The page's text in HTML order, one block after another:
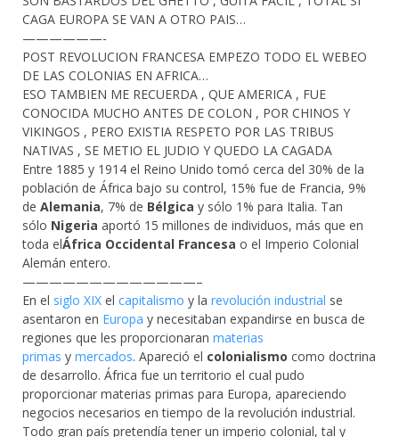
CAGA EUROPA SE VAN A OTRO PAIS…
——————-
POST REVOLUCION FRANCESA EMPEZO TODO EL WEBEO
DE LAS COLONIAS EN AFRICA…
ESO TAMBIEN ME RECUERDA , QUE AMERICA , FUE
CONOCIDA MUCHO ANTES DE COLON , POR CHINOS Y
VIKINGOS , PERO EXISTIA RESPETO POR LAS TRIBUS
NATIVAS , SE METIO EL JUDIO Y QUEDO LA CAGADA
Entre 1885 y 1914 el Reino Unido tomó cerca del 30% de la
población de África bajo su control, 15% fue de Francia, 9%
de Alemania, 7% de Bélgica y sólo 1% para Italia. Tan
sólo Nigeria aportó 15 millones de individuos, más que en
toda elÁfrica Occidental Francesa o el Imperio Colonial
Alemán entero.
—————————————–
En el siglo XIX el capitalismo y la revolución industrial se
asentaron en Europa y necesitaban expandirse en busca de
regiones que les proporcionaran materias
primas y mercados. Apareció el colonialismo como doctrina
de desarrollo. África fue un territorio el cual pudo
proporcionar materias primas para Europa, apareciendo
negocios necesarios en tiempo de la revolución industrial.
Todo gran país pretendía tener un imperio colonial, tal y